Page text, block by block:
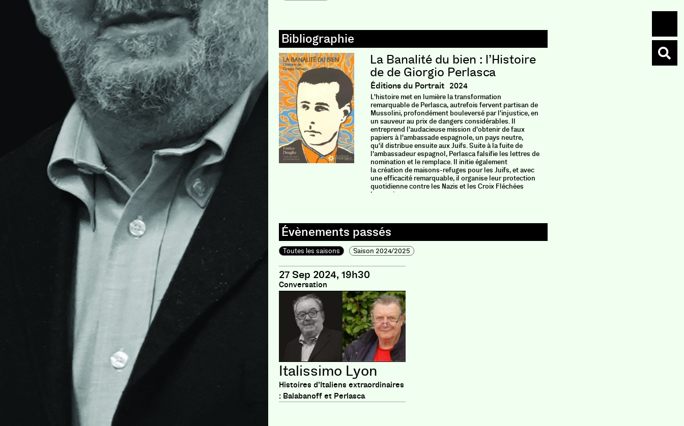
La Banalité du bien : l’Histoire
de de Giorgio Perlasca
Éditions du Portrait 2024
L'histoire met en lumière la transformation
remarquable de Perlasca, autrefois fervent partisan de
Mussolini, profondément bouleversé par l'injustice, en
un sauveurau prix de dangers considérables. Il
entreprend l'audacieuse mission d'obtenir de faux
papiers à l'ambassade espagnole, un pays neutre,
qu'il distribue ensuite aux Juifs. Suite à la fuite de
l'ambassadeur espagnol, Perlasca falsifie les lettres de
nomination et le remplace. Il initie également
lacréation de maisons-refuges pour les Juifs, et avec
une efficacité remarquable, il organise leur protection
quotidienne contre les Nazis et les Croix Fléchées
hongroises.
Toutes les saisons Saison 2024/2025
27 Sep 2024, 19h30
Conversation
Italissimo Lyon
Histoires d’Italiens extraordinaires
: Balabanoff et Perlasca